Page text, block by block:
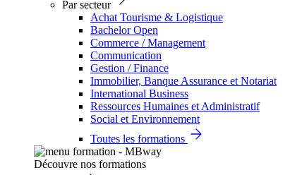
Par secteur
Achat Tourisme & Logistique
Bachelor Open
Commerce / Management
Communication
Gestion / Finance
Immobilier, Banque Assurance et Notariat
International Business
Ressources Humaines et Administratif
Social et Environnement
Toutes les formations
Découvre nos formations